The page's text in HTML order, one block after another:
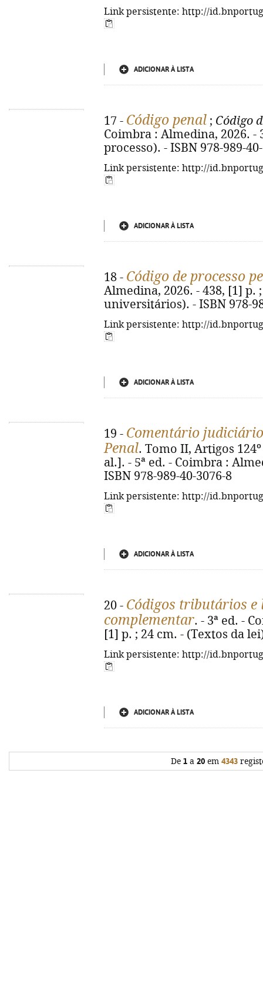
Link persistente: http://
ADICIONAR À LISTA
17 - Código penal ; Código
Coimbra : Almedina, 2026. -
processo). - ISBN 978-989-
Link persistente: http://
ADICIONAR À LISTA
18 - Código de processo
Almedina, 2026. - 438, [1] p.
universitários). - ISBN 978-
Link persistente: http://
ADICIONAR À LISTA
19 - Comentário
Penal. Tomo II, Artigos
al.]. - 5ª ed. - Coimbra :
ISBN 978-989-40-3076-8
Link persistente: http://
ADICIONAR À LISTA
20 - Códigos tributários e
complementar. - 3ª ed. -
[1] p. ; 24 cm. - (Textos da
Link persistente: http://
ADICIONAR À LISTA
De 1a 20em 4343